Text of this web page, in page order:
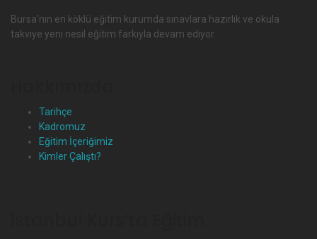
Bursa'nın en köklü eğitim kurumda sınavlara hazırlık ve okula
takviye yeni nesil eğitim farkıyla devam ediyor.
Tarihçe
Kadromuz
Eğitim İçeriğimiz
Kimler Çalıştı?